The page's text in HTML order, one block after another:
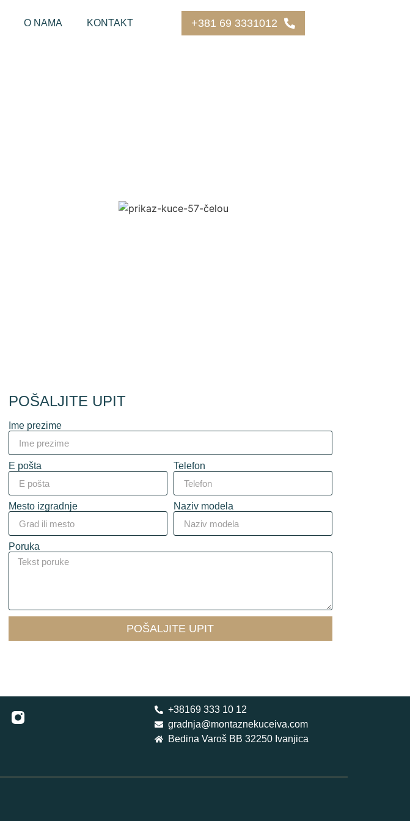
O NAMA KONTAKT +381 69 3331012
POŠALJITE UPIT
Ime prezime
E pošta Telefon
Mesto izgradnje Naziv modela
Poruka
POŠALJITE UPIT
+38169 333 10 12
gradnja@montaznekuceiva.com
Bedina Varoš BB 32250 Ivanjica